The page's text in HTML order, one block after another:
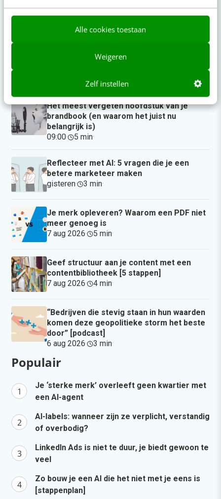
Alle cookies toestaan
Weigeren
Zelf instellen
Op zoek naar nog meer
kennis?
Actueel
Het meest vergeten hoofdstuk van je
brandbook (en waarom het juist nu
belangrijk is)
09:00· 5 min·
Reflecteer met AI: 5 vragen die je een
betere marketeer maken
gisteren· 3 min·
Je merk opleveren? Waarom een PDF niet
meer genoeg is
7 aug 2026· 5 min·
Geef structuur aan je content met een
contentbibliotheek [5 stappen]
7 aug 2026· 4 min·
“Bedrijven die stevig staan in hun waarden
komen deze geopolitieke storm het beste
door” [podcast]
6 aug 2026· 3 min·
Populair
Je ‘sterke merk’ overleeft geen kwartier met
een AI-agent
AI-labels: wanneer zijn ze verplicht, verstandig
of overbodig?
LinkedIn Ads is niet te duur, je biedt gewoon te
veel
Zo bouw je een AI die het niet met je eens is
[stappenplan]